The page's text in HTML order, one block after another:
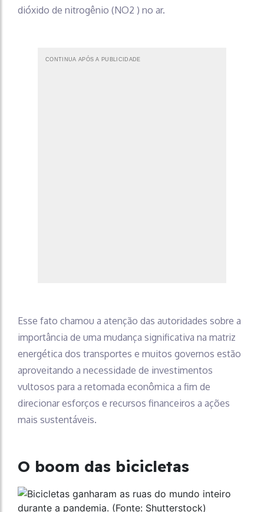
dióxido de nitrogênio (NO2 ) no ar.
CONTINUA APÓS A PUBLICIDADE
Esse fato chamou a atenção das autoridades sobre a
importância de uma mudança significativa na matriz
energética dos transportes e muitos governos estão
aproveitando a necessidade de investimentos
vultosos para a retomada econômica a fim de
direcionar esforços e recursos financeiros a ações
mais sustentáveis.
O boom das bicicletas